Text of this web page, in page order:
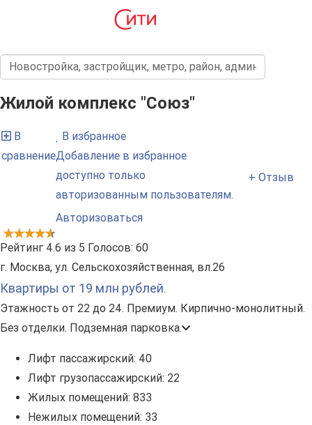
Жилой комплекс "Союз"
В
сравнение
В избранное
Добавление в избранное
доступно только
авторизованным пользователям.
Авторизоваться
+ Отзыв
Рейтинг 4.6 из 5 Голосов: 60
г. Москва, ул. Сельскохозяйственная, вл.26
Квартиры от 19 млн рублей.
Этажность от 22 до 24. Премиум. Кирпично-монолитный.
Без отделки. Подземная парковка.
Лифт пассажирский: 40
Лифт грузопассажирский: 22
Жилых помещений: 833
Нежилых помещений: 33